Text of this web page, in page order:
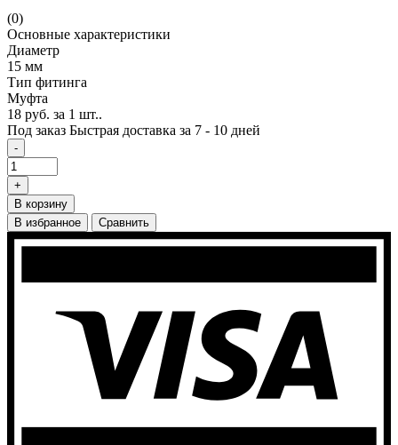
(0)
Основные характеристики
Диаметр
15 мм
Тип фитинга
Муфта
18 руб. за 1 шт..
Под заказ Быстрая доставка за 7 - 10 дней
-
+
В корзину
В избранное
Сравнить